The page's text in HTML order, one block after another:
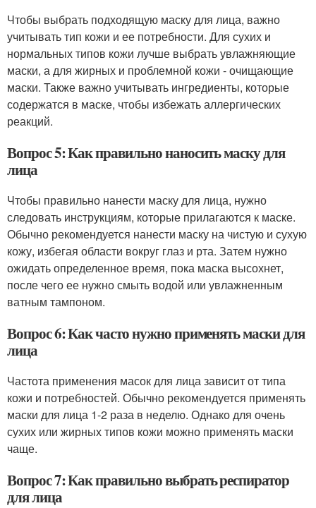
Чтобы выбрать подходящую маску для лица, важно
учитывать тип кожи и ее потребности. Для сухих и
нормальных типов кожи лучше выбрать увлажняющие
маски, а для жирных и проблемной кожи - очищающие
маски. Также важно учитывать ингредиенты, которые
содержатся в маске, чтобы избежать аллергических
реакций.
Вопрос 5: Как правильно наносить маску для
лица
Чтобы правильно нанести маску для лица, нужно
следовать инструкциям, которые прилагаются к маске.
Обычно рекомендуется нанести маску на чистую и сухую
кожу, избегая области вокруг глаз и рта. Затем нужно
ожидать определенное время, пока маска высохнет,
после чего ее нужно смыть водой или увлажненным
ватным тампоном.
Вопрос 6: Как часто нужно применять маски для
лица
Частота применения масок для лица зависит от типа
кожи и потребностей. Обычно рекомендуется применять
маски для лица 1-2 раза в неделю. Однако для очень
сухих или жирных типов кожи можно применять маски
чаще.
Вопрос 7: Как правильно выбрать респиратор
для лица